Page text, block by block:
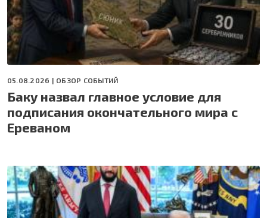
05.08.2026 | ОБЗОР СОБЫТИЙ
Баку назвал главное условие для
подписания окончательного мира с
Ереваном